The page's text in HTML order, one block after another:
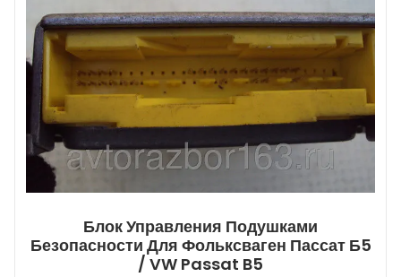
Блок Управления Подушками
Безопасности Для Фольксваген Пассат Б5
/ VW Passat B5